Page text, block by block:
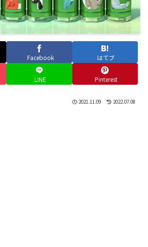
Facebook はてブ
LINE Pinterest
2021.11.09 2022.07.08